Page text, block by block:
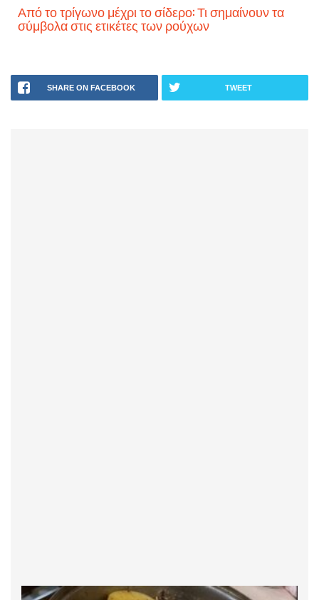
Από το τρίγωνο μέχρι το σίδερο: Τι σημαίνουν τα
σύμβολα στις ετικέτες των ρούχων
SHARE ON FACEBOOK TWEET